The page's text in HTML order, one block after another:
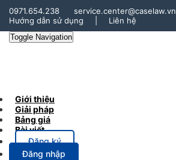
0971.654.238
service.center@caselaw.vn
Hướng dẫn sử dụng
Liên hệ
Toggle Navigation
Giới thiệu
Giải pháp
Bảng giá
Bài viết
Đăng ký
Đăng nhập